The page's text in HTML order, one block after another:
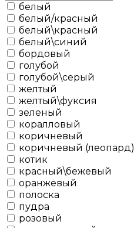
белый
белый/красный
белый\красный
белый\синий
бордовый
голубой
голубой\серый
желтый
желтый\фуксия
зеленый
коралловый
коричневый
коричневый (леопард)
котик
красный\бежевый
оранжевый
полоска
пудра
розовый